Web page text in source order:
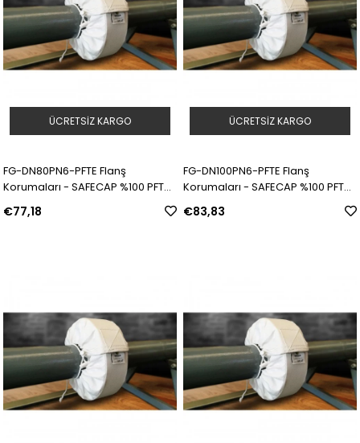
FG-DN80PN6-PFTE Flanş
Korumaları - SAFECAP %100 PFTE |
€77,18
ÜCRETSIZ KARGO
FG-DN100PN6-PFTE Flanş
Korumaları - SAFECAP %100 PFTE |
€83,83
ÜCRETSIZ KARGO